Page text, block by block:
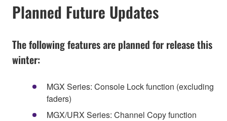
Planned Future Updates
The following features are planned for release this
winter:
MGX Series: Console Lock function (excluding
faders)
MGX/URX Series: Channel Copy function